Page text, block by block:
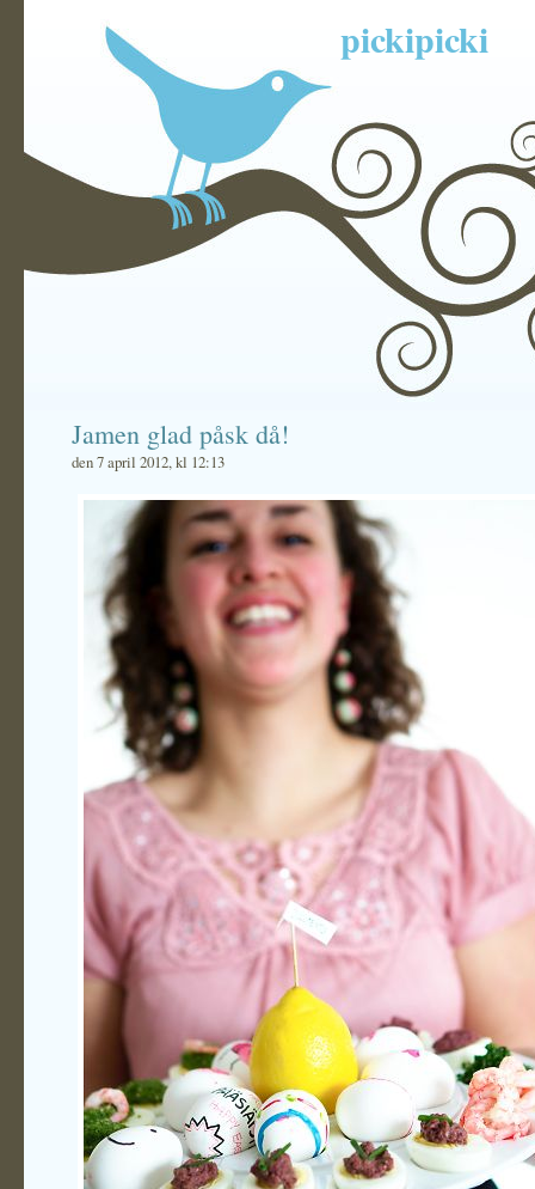
pickipicki
Jamen glad påsk då!
den 7 april 2012, kl 12:13